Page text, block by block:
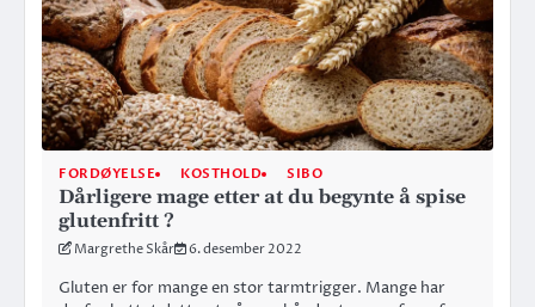
FORDØYELSE KOSTHOLD SIBO
Dårligere mage etter at du begynte å spise
glutenfritt ?
Margrethe Skår 6. desember 2022
Gluten er for mange en stor tarmtrigger. Mange har